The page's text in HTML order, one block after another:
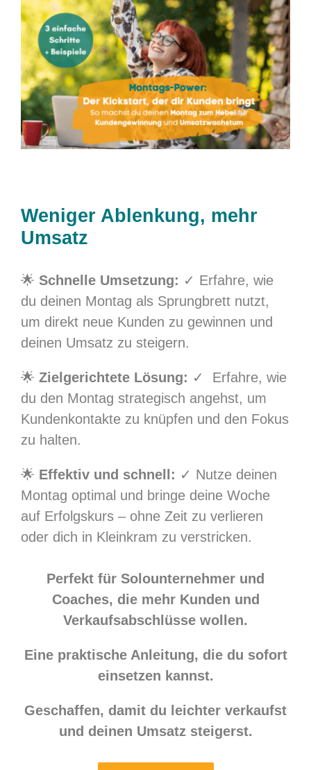
Zum
Inhalt
springen
Weniger Ablenkung, mehr
Umsatz
🌟 Schnelle Umsetzung: ✓ Erfahre, wie
du deinen Montag als Sprungbrett nutzt,
um direkt neue Kunden zu gewinnen und
deinen Umsatz zu steigern.
🌟 Zielgerichtete Lösung: ✓ Erfahre, wie
du den Montag strategisch angehst, um
Kundenkontakte zu knüpfen und den Fokus
zu halten.
🌟 Effektiv und schnell: ✓ Nutze deinen
Montag optimal und bringe deine Woche
auf Erfolgskurs – ohne Zeit zu verlieren
oder dich in Kleinkram zu verstricken.
Perfekt für Solounternehmer und
Coaches, die mehr Kunden und
Verkaufsabschlüsse wollen.
Eine praktische Anleitung, die du sofort
einsetzen kannst.
Geschaffen, damit du leichter verkaufst
und deinen Umsatz steigerst.